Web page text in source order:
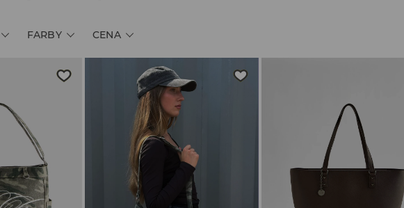
FARBY CENA